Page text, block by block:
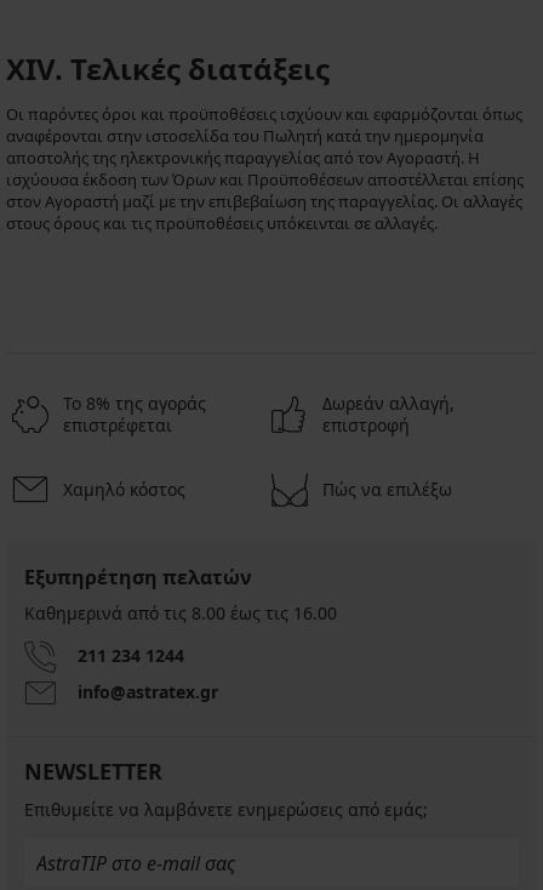
XIV. Τελικές διατάξεις
Οι παρόντες όροι και προϋποθέσεις ισχύουν και εφαρμόζονται όπως
αναφέρονται στην ιστοσελίδα του Πωλητή κατά την ημερομηνία
αποστολής της ηλεκτρονικής παραγγελίας από τον Αγοραστή. Η
ισχύουσα έκδοση των Όρων και Προϋποθέσεων αποστέλλεται επίσης
στον Αγοραστή μαζί με την επιβεβαίωση της παραγγελίας. Οι αλλαγές
στους όρους και τις προϋποθέσεις υπόκεινται σε αλλαγές.
Το 8% της αγοράς
επιστρέφεται
Δωρεάν αλλαγή,
επιστροφή
Χαμηλό κόστος Πώς να επιλέξω
Εξυπηρέτηση πελατών
Καθημερινά από τις 8.00 έως τις 16.00
211 234 1244
info@astratex.gr
NEWSLETTER
Επιθυμείτε να λαμβάνετε ενημερώσεις από εμάς;